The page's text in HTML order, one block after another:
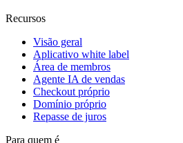
Recursos
Visão geral
Aplicativo white label
Área de membros
Agente IA de vendas
Checkout próprio
Domínio próprio
Repasse de juros
Para quem é